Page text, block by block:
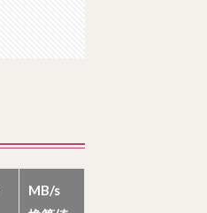
MB/s